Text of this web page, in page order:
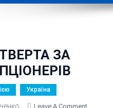
ЗА
Україна
Leave A CommentOn